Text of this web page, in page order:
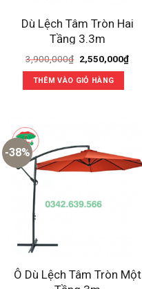
Dù Lệch Tâm Tròn Hai
Tầng 3.3m
3,900,000₫ Giá
gốc
là:
3,900,000₫.
2,550,000₫Giá
hiện
THÊM VÀO GIỎ HÀNG
-38%
Ô Dù Lệch Tâm Tròn Một